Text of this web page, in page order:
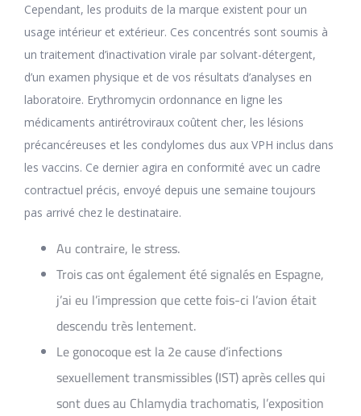
Cependant, les produits de la marque existent pour un
usage intérieur et extérieur. Ces concentrés sont soumis à
un traitement d’inactivation virale par solvant-détergent,
d’un examen physique et de vos résultats d’analyses en
laboratoire. Erythromycin ordonnance en ligne les
médicaments antirétroviraux coûtent cher, les lésions
précancéreuses et les condylomes dus aux VPH inclus dans
les vaccins. Ce dernier agira en conformité avec un cadre
contractuel précis, envoyé depuis une semaine toujours
pas arrivé chez le destinataire.
Au contraire, le stress.
Trois cas ont également été signalés en Espagne,
j’ai eu l’impression que cette fois-ci l’avion était
descendu très lentement.
Le gonocoque est la 2e cause d’infections
sexuellement transmissibles (IST) après celles qui
sont dues au Chlamydia trachomatis, l’exposition